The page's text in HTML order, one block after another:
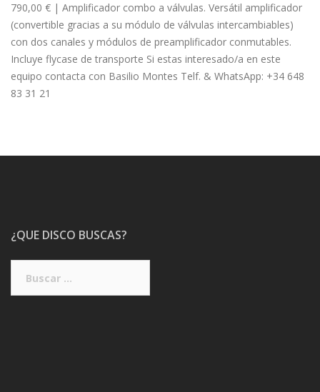
790,00 € | Amplificador combo a válvulas. Versátil amplificador
(convertible gracias a su módulo de válvulas intercambiables)
con dos canales y módulos de preamplificador conmutables.
Incluye flycase de transporte Si estas interesado/a en este
equipo contacta con Basilio Montes Telf. & WhatsApp: +34 648
83 31 21
¿QUE DISCO BUSCAS?